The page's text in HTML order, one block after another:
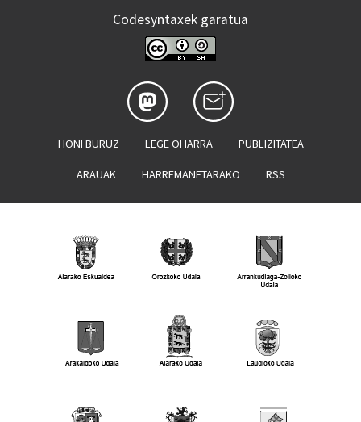
Codesyntaxek garatua
HONI BURUZ LEGE OHARRA PUBLIZITATEA
ARAUAK HARREMANETARAKO RSS